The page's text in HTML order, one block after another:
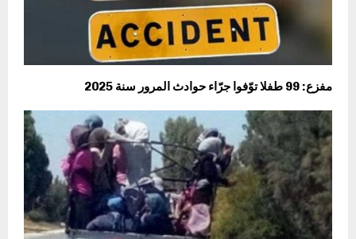
مفزع: 99 طفلا توّفوا جرّاء حوادث المرور سنة 2025